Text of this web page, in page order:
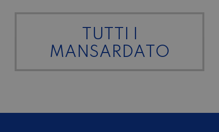
TUTTI I
MANSARDATO